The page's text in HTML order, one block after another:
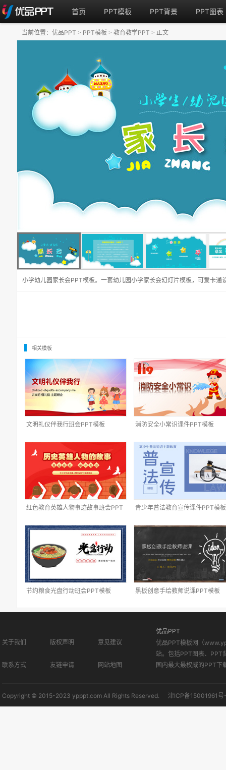
首页 PPT模板 PPT背景 PPT图表
小学幼儿园家长会PPT模板。一套幼儿园小学家长会幻灯片模板，可爱卡通
当前位置： 优品PPT > PPT模板 > 教育教学PPT > 正文
相关模板
文明礼仪伴我行班会PPT模板 消防安全小常识课件PPT模板
红色教育英雄人物事迹故事班会PPT
青少年普法教育宣传课件PPT模板
节约粮食光盘行动班会PPT模板 黑板创意手绘教师说课PPT模板
关于我们 版权声明 意见建议
联系方式 友链申请 网站地图
优品PPT
优品PPT模板网（
站。包括PPT图表、PPT
国内最大最权威的PPT下
Copyright © 2015-2023 ypppt.com All Rights Reserved. 津ICP备15001961号